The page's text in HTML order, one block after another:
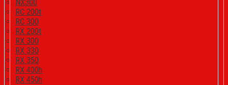
NX300
RC 200t
RC 300
RX 200t
RX 300
RX 330
RX 350
RX 400h
RX 450h